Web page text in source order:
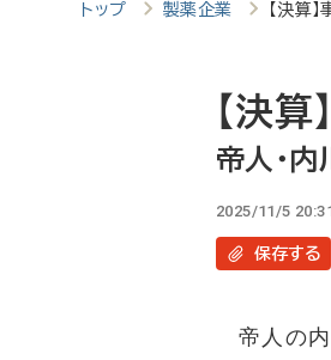
トップ 製薬企業 【決算
【決
帝人・内
2025/11/5
保存する
帝人の内